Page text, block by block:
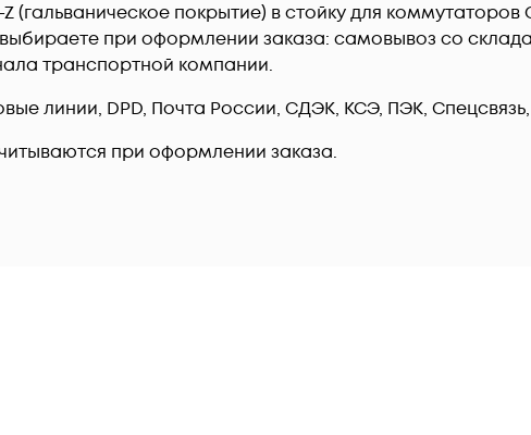
(гальваническое покрытие) в стойку для коммутаторов
при оформлении заказа: самовывоз со
транспортной компании.
линии, DPD, Почта России, СДЭК, КСЭ, ПЭК,
при оформлении заказа.